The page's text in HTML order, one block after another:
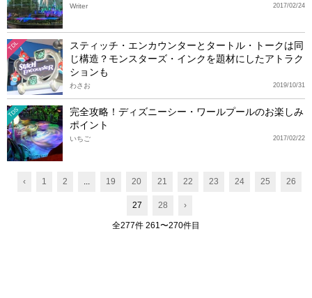
2017/02/24
Writer
TDL
スティッチ・エンカウンターとタートル・トークは同
じ構造？モンスターズ・インクを題材にしたアトラク
ションも
2019/10/31
わさお
TDS
完全攻略！ディズニーシー・ワールプールのお楽しみ
ポイント
2017/02/22
いちご
‹ 1 2 ... 19 20 21 22 23 24 25 26
27 28 ›
全277件 261〜270件目